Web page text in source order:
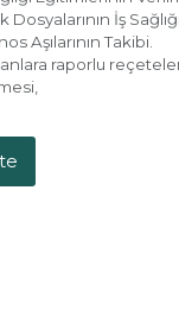
Dosyalarının İş
Aşılarının Takibi.
raporlu